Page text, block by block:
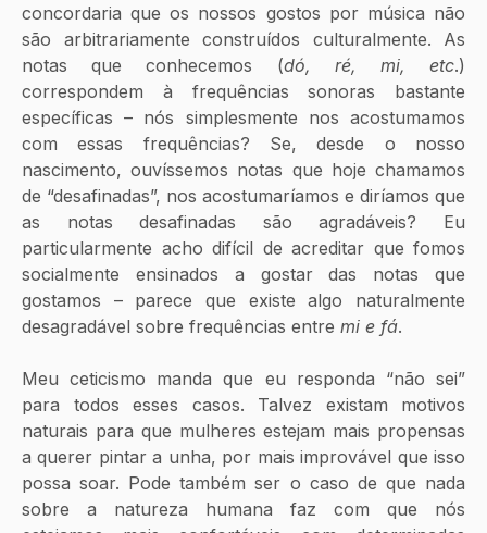
concordaria que os nossos gostos por música não
são arbitrariamente construídos culturalmente. As
notas que conhecemos (dó, ré, mi, etc.)
correspondem à frequências sonoras bastante
específicas – nós simplesmente nos acostumamos
com essas frequências? Se, desde o nosso
nascimento, ouvíssemos notas que hoje chamamos
de “desafinadas”, nos acostumaríamos e diríamos que
as notas desafinadas são agradáveis? Eu
particularmente acho difícil de acreditar que fomos
socialmente ensinados a gostar das notas que
gostamos – parece que existe algo naturalmente
desagradável sobre frequências entre mi e fá.
Meu ceticismo manda que eu responda “não sei”
para todos esses casos. Talvez existam motivos
naturais para que mulheres estejam mais propensas
a querer pintar a unha, por mais improvável que isso
possa soar. Pode também ser o caso de que nada
sobre a natureza humana faz com que nós